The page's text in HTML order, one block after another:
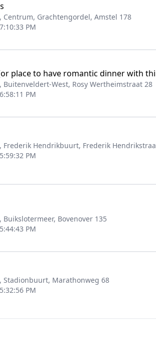
Centrum, Grachtengordel, Amstel 178
PM
place to have romantic dinner with
Buitenveldert-West, Rosy Wertheimstraat 28
PM
Frederik Hendrikbuurt, Frederik
PM
Buikslotermeer, Bovenover 135
PM
Stadionbuurt, Marathonweg 68
PM